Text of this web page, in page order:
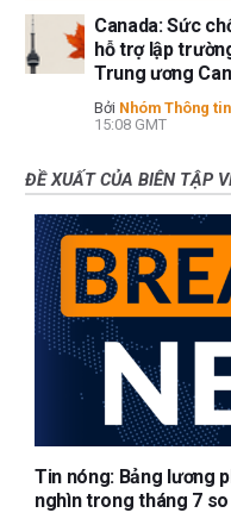
Canada: Sức
hỗ trợ lập
Trung ương
Bởi Nhóm Thông
15:08 GMT
ĐỀ XUẤT CỦA BIÊN TẬP
Tin nóng: Bảng lương
nghìn trong tháng 7